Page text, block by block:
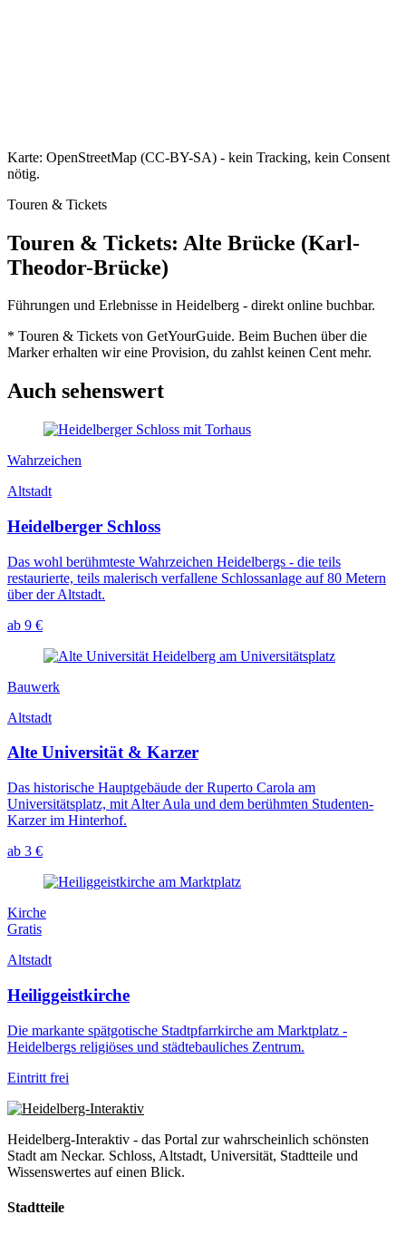
Karte: OpenStreetMap (CC-BY-SA) - kein Tracking, kein Consent
nötig.
Touren & Tickets
Touren & Tickets: Alte Brücke (Karl-
Theodor-Brücke)
Führungen und Erlebnisse in Heidelberg - direkt online buchbar.
* Touren & Tickets von GetYourGuide. Beim Buchen über die
Marker erhalten wir eine Provision, du zahlst keinen Cent mehr.
Auch sehenswert
Wahrzeichen
Altstadt
Heidelberger Schloss
Das wohl berühmteste Wahrzeichen Heidelbergs - die teils
restaurierte, teils malerisch verfallene Schlossanlage auf 80 Metern
über der Altstadt.
ab 9 €
Bauwerk
Altstadt
Alte Universität & Karzer
Das historische Hauptgebäude der Ruperto Carola am
Universitätsplatz, mit Alter Aula und dem berühmten Studenten-
Karzer im Hinterhof.
ab 3 €
Kirche
Gratis
Altstadt
Heiliggeistkirche
Die markante spätgotische Stadtpfarrkirche am Marktplatz -
Heidelbergs religiöses und städtebauliches Zentrum.
Eintritt frei
Heidelberg-Interaktiv - das Portal zur wahrscheinlich schönsten
Stadt am Neckar. Schloss, Altstadt, Universität, Stadtteile und
Wissenswertes auf einen Blick.
Stadtteile